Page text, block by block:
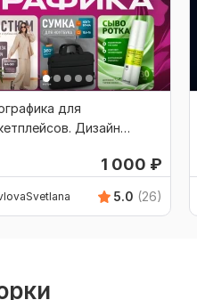
для
Дизайн
1 000 ₽
5.0 (26)